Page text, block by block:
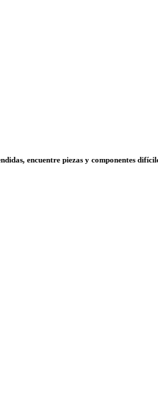
encuentre piezas y componentes